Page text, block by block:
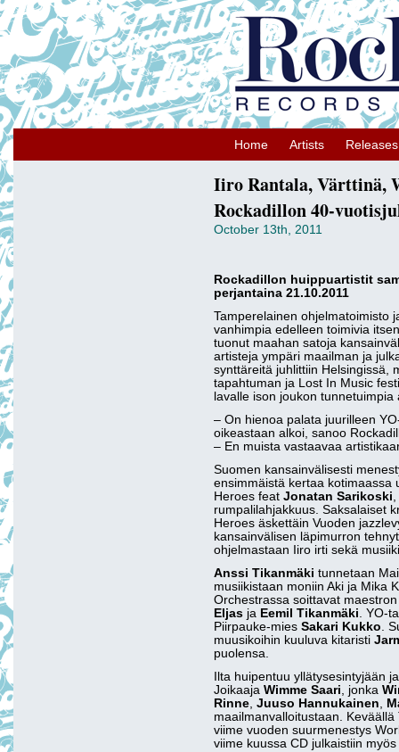
Home Artists Releases
Iiro Rantala, Värttinä,
Rockadillon 40-
October 13th, 2011
Rockadillon huippuartistit
perjantaina 21.10.2011
Tamperelainen ohjelmatoimisto
vanhimpia edelleen toimivia
tuonut maahan satoja
artisteja ympäri maailman ja
synttäreitä juhlittiin Helsingissä,
tapahtuman ja Lost In Music
lavalle ison joukon tunnetuimpia
– On hienoa palata juurilleen
oikeastaan alkoi, sanoo
– En muista vastaavaa
Suomen kansainvälisesti
ensimmäistä kertaa kotimaassa
Heroes feat Jonatan Sarikoski
rumpalilahjakkuus. Saksalaiset
Heroes äskettäin Vuoden
kansainvälisen läpimurron
ohjelmastaan Iiro irti sekä
Anssi Tikanmäki tunnetaan
musiikistaan moniin Aki ja Mika
Orchestrassa soittavat
Eljas ja Eemil Tikanmäki. YO-
Piirpauke-mies Sakari Kukko.
muusikoihin kuuluva kitaristi
puolensa.
Ilta huipentuu yllätysesintyjään
Joikaaja Wimme Saari, jonka
Rinne, Juuso Hannukainen,
maailmanvalloitustaan.
viime vuoden suurmenestys
viime kuussa CD julkaistiin